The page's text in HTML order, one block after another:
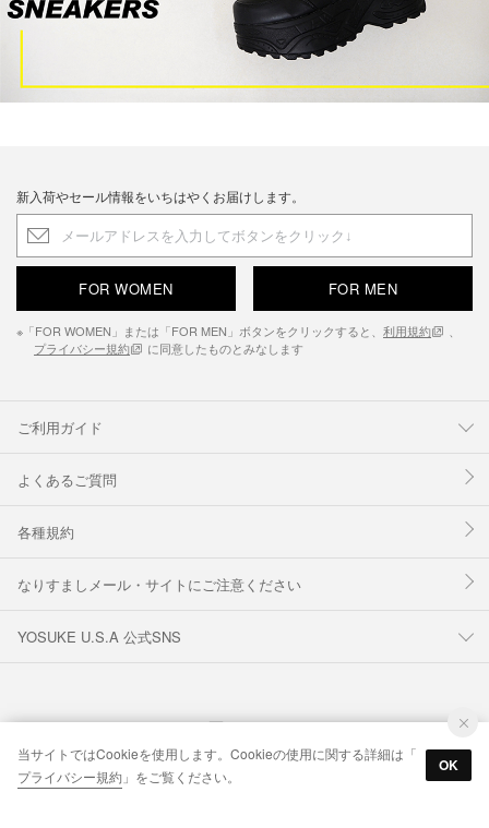
新入荷やセール情報をいちはやくお届けします。
FOR WOMEN FOR MEN
※「FOR WOMEN」または「FOR MEN」ボタンをクリックすると、 利用規約
、
プライバシー規約
に同意したものとみなします
ご利用ガイド
よくあるご質問
各種規約
なりすましメール・サイトにご注意ください
YOSUKE U.S.A 公式SNS
© IDO CORPORATION Co.,Ltd. Inc.
当サイトではCookieを使用します。Cookieの使用に関する詳細は「
プライバシー規約 」をご覧ください。
OK